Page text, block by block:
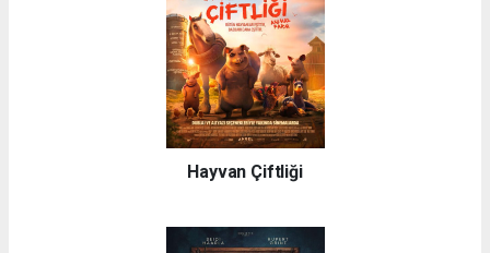
Hayvan Çiftliği